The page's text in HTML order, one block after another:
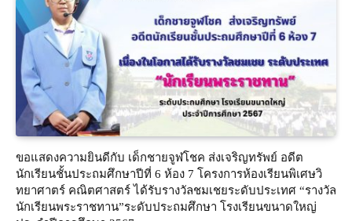
ขอแสดงความยินดีกับ เด็กชายจูฬโชค ส่งเจริญทรัพย์ อดีต
นักเรียนชั้นประถมศึกษาปีที่ 6 ห้อง 7 โครงการห้องเรียนพิเศษวิ
ทยาศาตร์ คณิตศาสตร์ ได้รับรางวัลชมเชยระดับประเทศ “รางวัล
นักเรียนพระราชทาน”ระดับประถมศึกษา โรงเรียนขนาดใหญ่